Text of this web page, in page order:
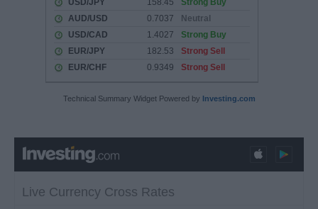
Technical Summary Widget Powered by Investing.com